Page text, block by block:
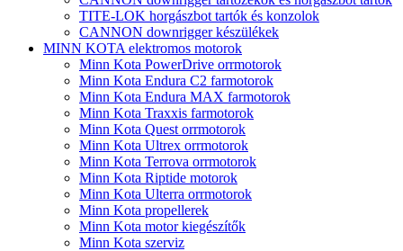
TITE-LOK horgászbot tartók és konzolok
CANNON downrigger készülékek
MINN KOTA elektromos motorok
Minn Kota PowerDrive orrmotorok
Minn Kota Endura C2 farmotorok
Minn Kota Endura MAX farmotorok
Minn Kota Traxxis farmotorok
Minn Kota Quest orrmotorok
Minn Kota Ultrex orrmotorok
Minn Kota Terrova orrmotorok
Minn Kota Riptide motorok
Minn Kota Ulterra orrmotorok
Minn Kota propellerek
Minn Kota motor kiegészítők
Minn Kota szerviz